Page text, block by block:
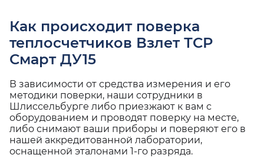
Как происходит поверка
теплосчетчиков Взлет ТСР
Смарт ДУ15
В зависимости от средства измерения и его
методики поверки, наши сотрудники в
Шлиссельбурге либо приезжают к вам с
оборудованием и проводят поверку на месте,
либо снимают ваши приборы и поверяют его в
нашей аккредитованной лаборатории,
оснащенной эталонами 1-го разряда.